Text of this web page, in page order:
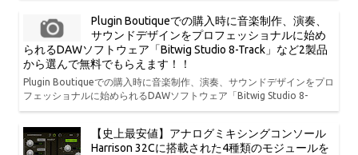
Plugin Boutiqueでの購入時に音楽制作、演奏、
サウンドデザインをプロフェッショナルに始め
られるDAWソフトウェア「Bitwig Studio 8-Track」など2製品
から選んで無料でもらえます！！
Plugin Boutiqueでの購入時に音楽制作、演奏、サウンドデザインをプロ
フェッショナルに始められるDAWソフトウェア「Bitwig Studio 8-
【史上最安値】アナログミキシングコンソール
Harrison 32Cに搭載された4種類のモジュールを